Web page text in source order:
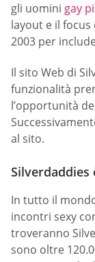
gli uomini gay
layout e il
2003 per
Il sito Web di
funzionalità
l’opportunità
al sito.
Silverdaddies
In tutto il
incontri sexy
troveranno
sono oltre